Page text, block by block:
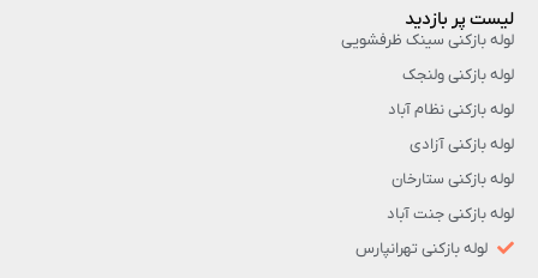
لیست پر بازدید
لوله بازکنی سینک ظرفشویی
لوله بازکنی ولنجک
لوله بازکنی نظام آباد
لوله بازکنی آزادی
لوله بازکنی ستارخان
لوله بازکنی جنت آباد
لوله بازکنی تهرانپارس